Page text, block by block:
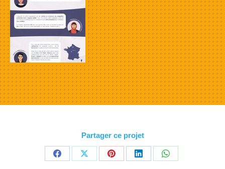
Partager ce projet
PartagerPartagerPartagerPartagerPartager